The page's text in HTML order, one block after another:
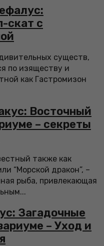
скат с
существ,
по изяществу и
как Гастромизон
Восточный
– секреты
также как
“Морской дракон”, –
рыба, привлекающая
Загадочные
– Уход и